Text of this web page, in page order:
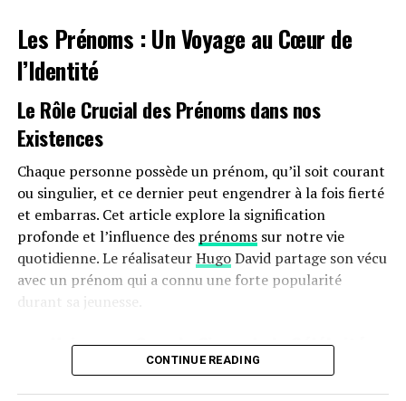
bonus écologique pour les utilitaires et sa diminution
pour les particuliers pourraient freiner cet élan vers
une adoption plus large.
Avenir Prometteur Pour La Mobilité
Électrique
Malgré ces obstacles potentiels, il existe un optimisme
quant au futur de la mobilité électrique dans le milieu
professionnel. Les avancées technologiques continues
ainsi qu’un engagement croissant envers la durabilité
devraient continuer à favoriser cette tendance vers une
adoption accrue des véhicules écologiques.
jusqu’en 2025 et au-delà, le gouvernement délivre un
message fort soutenant la transition écologique dans le
Les Prénoms : Un Voyage au Cœur de
l’Identité
Le Rôle Crucial des Prénoms dans nos
Existences
Chaque personne possède un prénom, qu’il soit courant
ou singulier, et ce dernier peut engendrer à la fois fierté
et embarras. Cet article explore la signification
profonde et l’influence des prénomssur notre vie
quotidienne. Le réalisateurHugoDavid partage son vécu
avec un prénom qui a connu une forte popularité
durant sa jeunesse.
une Naissance Sous le Signe de la Célébrité
Hugo David est né en 2000 àTours, une époque où le
CONTINUE READING